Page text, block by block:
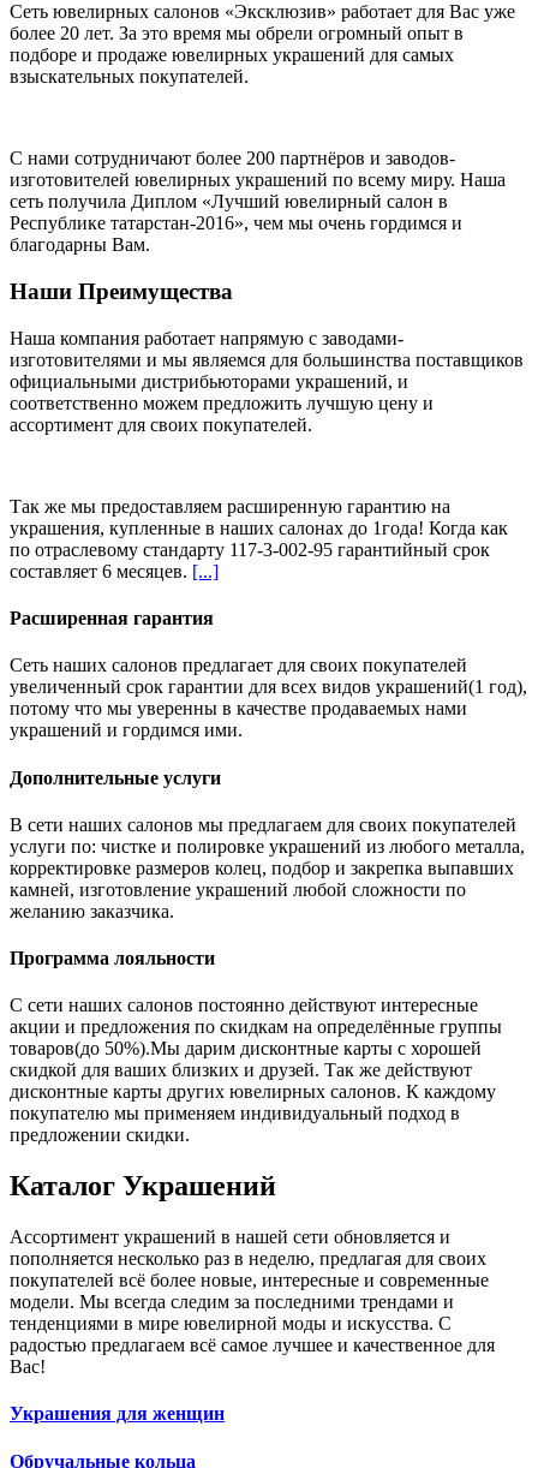
Сеть ювелирных салонов «Эксклюзив» работает для Вас уже
более 20 лет. За это время мы обрели огромный опыт в
подборе и продаже ювелирных украшений для самых
взыскательных покупателей.
С нами сотрудничают более 200 партнёров и заводов-
изготовителей ювелирных украшений по всему миру. Наша
сеть получила Диплом «Лучший ювелирный салон в
Республике татарстан-2016», чем мы очень гордимся и
благодарны Вам.
Наши Преимущества
Наша компания работает напрямую с заводами-
изготовителями и мы являемся для большинства поставщиков
официальными дистрибьюторами украшений, и
соответственно можем предложить лучшую цену и
ассортимент для своих покупателей.
Так же мы предоставляем расширенную гарантию на
украшения, купленные в наших салонах до 1года! Когда как
по отраслевому стандарту 117-3-002-95 гарантийный срок
составляет 6 месяцев. [...]
Расширенная гарантия
Сеть наших салонов предлагает для своих покупателей
увеличенный срок гарантии для всех видов украшений(1 год),
потому что мы уверенны в качестве продаваемых нами
украшений и гордимся ими.
Дополнительные услуги
В сети наших салонов мы предлагаем для своих покупателей
услуги по: чистке и полировке украшений из любого металла,
корректировке размеров колец, подбор и закрепка выпавших
камней, изготовление украшений любой сложности по
желанию заказчика.
Программа лояльности
С сети наших салонов постоянно действуют интересные
акции и предложения по скидкам на определённые группы
товаров(до 50%).Мы дарим дисконтные карты с хорошей
скидкой для ваших близких и друзей. Так же действуют
дисконтные карты других ювелирных салонов. К каждому
покупателю мы применяем индивидуальный подход в
предложении скидки.
Каталог Украшений
Ассортимент украшений в нашей сети обновляется и
пополняется несколько раз в неделю, предлагая для своих
покупателей всё более новые, интересные и современные
модели. Мы всегда следим за последними трендами и
тенденциями в мире ювелирной моды и искусства. С
радостью предлагаем всё самое лучшее и качественное для
Вас!
Украшения для женщин
Обручальные кольца